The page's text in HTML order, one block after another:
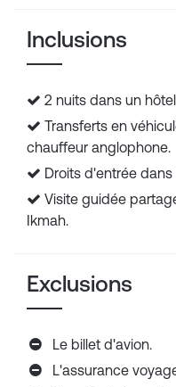
Inclusions
2 nuits dans un
Transferts en
chauffeur anglophone.
Droits d'entrée
Visite guidée
Ikmah.
Exclusions
Le billet d'avion.
L'assurance